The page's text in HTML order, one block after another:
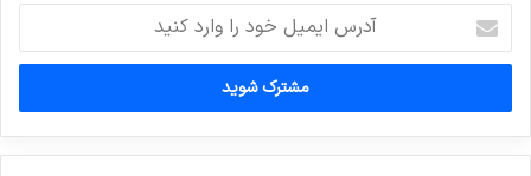
ایمیل
خود
وارد
کنید